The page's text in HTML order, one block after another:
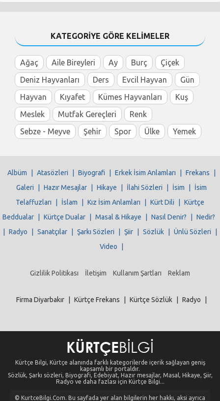
KATEGORİYE GÖRE KELİMELER
Ağaç Aile Bireyleri Ay Burç
Çiçek
Deniz Hayvanları
Ders Evcil Hayvan
Gün
Hayvan
Kıyafet Kümes Hayvanları
Kuş
Meslek
Mutfak Gereçleri
Renk
Sebze - Meyve
Şehir Spor Ülke Yemek
Albüm Atasözleri Biyografi Erkek İsim Anlamları Frekans
Galeri
Hazır Mesajlar Hikaye İlahi Sözleri İsim
İsim
Telaffuzları
İslam Kız İsim Anlamları Kürt Dili
Kürtçe
Beddualar
Kürtçe Dualar Masal & Hikaye Nasıl Denir?
Nedir?
Radyo Sanatçılar Şarkı Sözleri Şiir Sözlük Ünlü Sözleri
Video
Gizlilik Politikası İletişim Kullanım Şartları Reklam
Firma Diyarbakır Kürtçe Frekans Kürtçe Sözlük Radyo
Kürtçe Bilgi, Kürtçe alanında farklı kategorilerde içerik sağlayan geniş
kapsamlı bir portaldır.
Sözlük, Şarkı sözleri, Biyografi, Edebiyat, Hazır mesajlar, Masal, Hikaye, Şiir,
Radyo ve daha fazlası için Kürtçe Bilgi...
© KurtceBilgi.Com. Bu sayfada yer alan bilgilerin her hakkı, aksi ayrıca